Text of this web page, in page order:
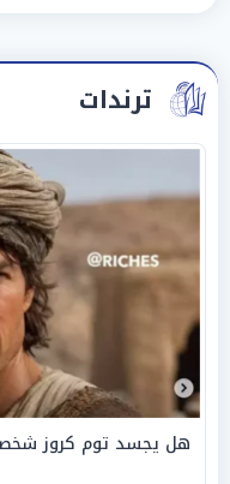
ترندات
هل يجسد توم كروز